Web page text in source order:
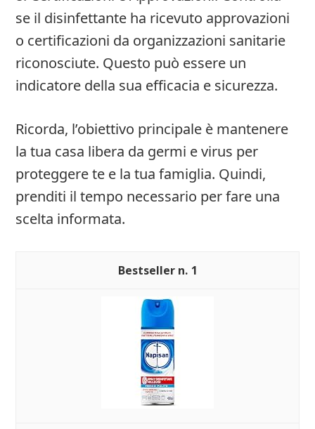
se il disinfettante ha ricevuto approvazioni
o certificazioni da organizzazioni sanitarie
riconosciute. Questo può essere un
indicatore della sua efficacia e sicurezza.
Ricorda, l’obiettivo principale è mantenere
la tua casa libera da germi e virus per
proteggere te e la tua famiglia. Quindi,
prenditi il tempo necessario per fare una
scelta informata.
1